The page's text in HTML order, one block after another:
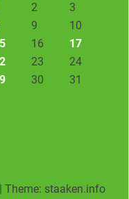
2
3
9
10
16
17
23
24
30 31
Theme: staaken.info